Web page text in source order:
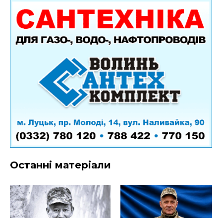
Останні матеріали